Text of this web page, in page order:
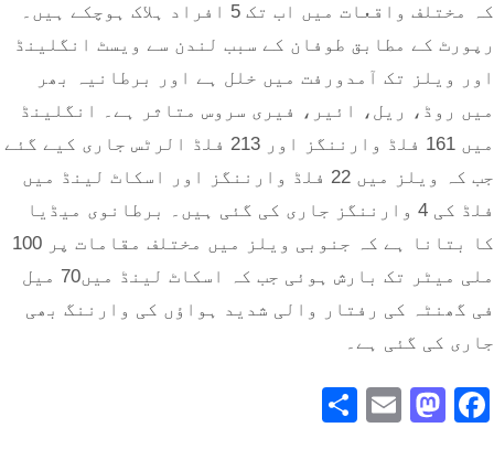
کہ مختلف واقعات میں اب تک 5 افراد ہلاک ہوچکے ہیں۔
رپورٹ کے مطابق طوفان کے سبب لندن سے ویسٹ انگلینڈ
اور ویلز تک آمدورفت میں خلل ہے اور برطانیہ بھر
میں روڈ، ریل، ائیر، فیری سروس متاثر ہے۔ انگلینڈ
میں 161 فلڈ وارننگز اور 213 فلڈ الرٹس جاری کیے گئے
جب کہ ویلز میں 22 فلڈ وارننگز اور اسکاٹ لینڈ میں
فلڈ کی 4 وارننگز جاری کی گئی ہیں۔ برطانوی میڈیا
کا بتانا ہے کہ جنوبی ویلز میں مختلف مقامات پر 100
ملی میٹر تک بارش ہوئی جب کہ اسکاٹ لینڈ میں70 میل
فی گھنٹہ کی رفتار والی شدید ہواؤں کی وارننگ بھی
جاری کی گئی ہے۔
Facebook
Mastodon
Email